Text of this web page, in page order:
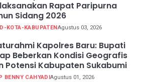
Rapat Paripurna
Sidang 2026
KOTA-KABUPATEN Agustus 03, 2026
Kapolres Baru: Bupati
Beberkan Kondisi Geografis
Potensi Kabupaten Sukabumi
BENNY CAHYADIAgustus 01, 2026